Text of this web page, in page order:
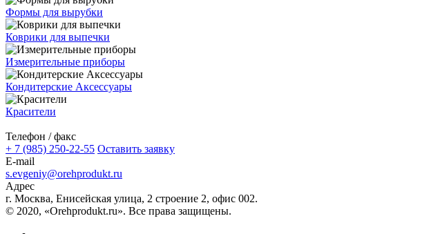
Формы для вырубки
Коврики для выпечки
Измерительные приборы
Кондитерские Аксессуары
Красители
Телефон / факс
+ 7 (985) 250-22-55 Оставить заявку
E-mail
s.evgeniy@orehprodukt.ru
Адрес
г. Москва, Енисейская улица, 2 строение 2, офис 002.
© 2020, «Orehprodukt.ru». Все права защищены.